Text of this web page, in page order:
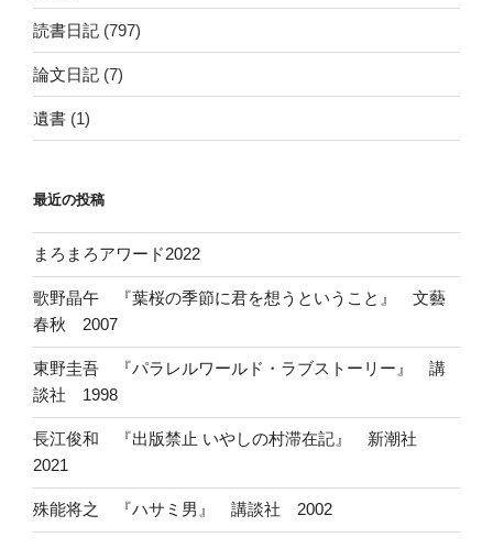
読書日記 (797)
論文日記 (7)
遺書 (1)
最近の投稿
まろまろアワード2022
歌野晶午 『葉桜の季節に君を想うということ』 文藝
春秋 2007
東野圭吾 『パラレルワールド・ラブストーリー』 講
談社 1998
長江俊和 『出版禁止 いやしの村滞在記』 新潮社
2021
殊能将之 『ハサミ男』 講談社 2002